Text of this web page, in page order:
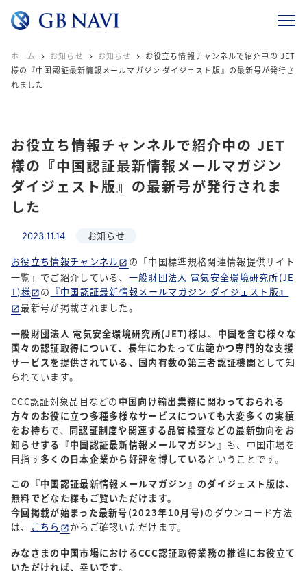
ホーム  お知らせ  お知らせ 
お役立ち情報チャンネルで紹介中の JET
様の『中国認証最新情報メールマガジン ダイジェスト版』の最新号が発行さ
れました
お役立ち情報チャンネルで紹介中の JET
様の『中国認証最新情報メールマガジン
ダイジェスト版』の最新号が発行されま
した
2023.11.14
お知らせ
お役立ち情報チャンネル
の「中国標準規格関連情報提供サイト
一覧」でご紹介している、 一般財団法人 電気安全環境研究所(JE
T)様
の 『中国認証最新情報メールマガジン ダイジェスト版』
最新号が掲載されました。
一般財団法人 電気安全環境研究所(JET)様は、 中国を含む様々な
国々の認証取得について、長年にわたって広範かつ専門的な支援
サービスを提供されている、国内有数の第三者認証機関 として知
られています。
CCC認証対象品目などの 中国向け輸出業務に関わっておられる
方々のお役に立つ多種多様なサービスについても大変多くの実績
をお持ちで、 同認証制度や関連する品質検査などの最新動向をお
知らせする『中国認証最新情報メールマガジン』 も、中国市場を
目指す多くの日本企業から好評を博している ということです。
この『中国認証最新情報メールマガジン』のダイジェスト版は、
無料でどなた様もご覧いただけます。
今回掲載が始まった最新号(2023年10月号)のダウンロード方法
は、
こちら
からご確認いただけます。
みなさまの中国市場におけるCCC認証取得業務の推進にお役立て
いただければ、幸いです。